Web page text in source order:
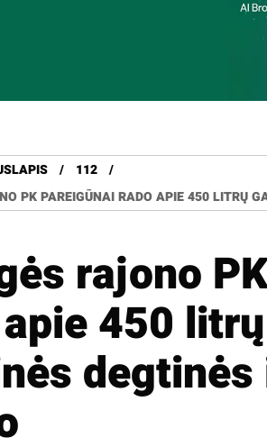
112
PK PAREIGŪNAI RADO APIE 450 LITRŲ
rajono
450